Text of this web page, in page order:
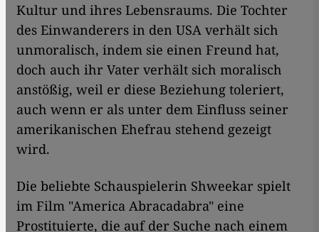
Kultur und ihres Lebensraums. Die Tochter
des Einwanderers in den USA verhält sich
unmoralisch, indem sie einen Freund hat,
doch auch ihr Vater verhält sich moralisch
anstößig, weil er diese Beziehung toleriert,
auch wenn er als unter dem Einfluss seiner
amerikanischen Ehefrau stehend gezeigt
wird.
Die beliebte Schauspielerin Shweekar spielt
im Film "America Abracadabra" eine
Prostituierte, die auf der Suche nach einem